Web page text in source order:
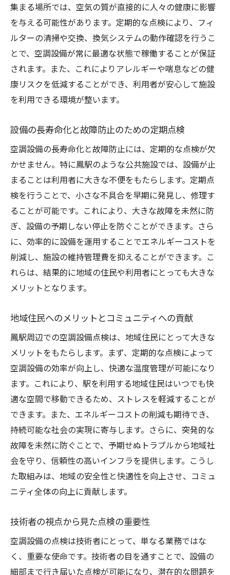
効率的な動作のための部品調整
システムの運転状態のモニタリング
データ分析を活用した改善策
省エネモードの活用とその効果
最新技術の導入による効率化
空調設備の早期修理で長期故障を防ぐ理由
修理費用の削減と長期的コストの抑制
設備寿命を延ばすメンテナンスの重要性
信頼性向上のための迅速な対応
予測保全とその実際の効果
専門技術者による的確な修理の必要性
鳳駅周辺での空調設備点検がエネルギーコスト
を削減する方法
効率的な運転管理によるコスト削減
電力消費の最適化とその手法
ピーク時の負荷管理と対策
コスト削減効果を最大化するための分析
持続可能なエネルギー利用の実践
空調設備点検で安心できる生活環境を実現する
健康に配慮した空気質の管理
ストレスフリーな居住環境の提供
定期点検がもたらす快適性の向上
家族の安全と健康を守るための施策
予測可能な生活環境の維持
安心感をもたらす情報公開の推進
集まる場所では、空気の質が直接的に人々の健康に影響
を与える可能性があります。定期的な点検により、フィ
ルターの清掃や交換、換気システムの動作確認を行うこ
とで、空調設備が常に最適な状態で稼働することが保証
されます。また、これによりアレルギーや喘息などの健
康リスクを低減することができ、利用者が安心して施設
を利用できる環境が整います。
設備の長寿命化と故障防止のための定期点検
空調設備の長寿命化と故障防止には、定期的な点検が欠
かせません。特に鳳駅のような公共施設では、設備が止
まることは利用者に大きな不便をもたらします。定期点
検を行うことで、小さな不具合を早期に発見し、修理す
ることが可能です。これにより、大きな故障を未然に防
ぎ、設備の予期しない停止を防ぐことができます。さら
に、効率的に設備を運用することでエネルギーコストを
削減し、施設の維持管理費を抑えることができます。こ
れらは、結果的に地域の住民や利用者にとっても大きな
メリットとなります。
地域住民へのメリットとコミュニティへの貢献
鳳駅周辺での空調設備点検は、地域住民にとって大きな
メリットをもたらします。まず、定期的な点検によって
空調設備の効率が向上し、快適な温度管理が可能になり
ます。これにより、駅を利用する地域住民はいつでも快
適な空間で移動できるため、ストレスを軽減することが
できます。また、エネルギーコストの削減も期待でき、
持続可能な社会の実現に寄与します。さらに、突発的な
故障を未然に防ぐことで、予期せぬトラブルから地域社
会を守り、信頼性の高いインフラを提供します。こうし
た取組みは、地域の安全性と快適性を向上させ、コミュ
ニティ全体の向上に貢献します。
技術者の視点から見た点検の重要性
空調設備の点検は技術者にとって、単なる業務ではな
く、重要な使命です。技術者の目を通すことで、設備の